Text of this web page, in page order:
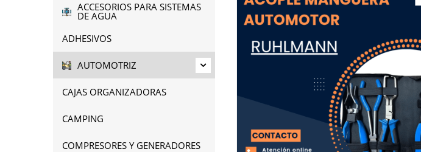
ACCESORIOS PARA SISTEMAS
DE AGUA
ADHESIVOS
AUTOMOTRIZ
CAJAS ORGANIZADORAS
CAMPING
COMPRESORES Y GENERADORES